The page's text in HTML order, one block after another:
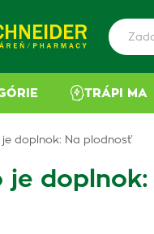
TRÁPI MA
je doplnok: Na plodnosť
je